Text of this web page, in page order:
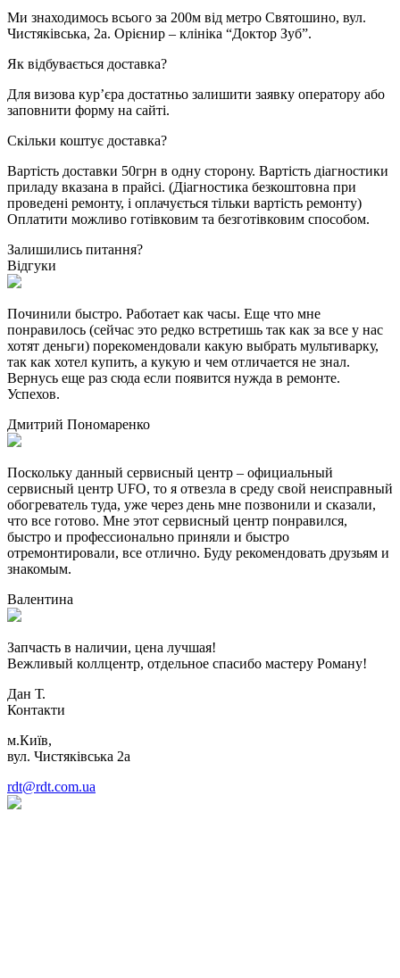
Ми знаходимось всього за 200м від метро Святошино, вул.
Чистяківська, 2а. Орієнир – клініка “Доктор Зуб”.
Як відбувається доставка?
Для визова кур’єра достатньо залишити заявку оператору або
заповнити форму на сайті.
Cкільки коштує доставка?
Вартість доставки 50грн в одну сторону. Вартість діагностики
приладу вказана в прайсі. (Діагностика безкоштовна при
проведені ремонту, і оплачується тільки вартість ремонту)
Оплатити можливо готівковим та безготівковим способом.
Залишились питання?
Відгуки
Починили быстро. Работает как часы. Еще что мне
понравилось (сейчас это редко встретишь так как за все у нас
хотят деньги) порекомендовали какую выбрать мультиварку,
так как хотел купить, а кукую и чем отличается не знал.
Вернусь еще раз сюда если появится нужда в ремонте.
Успехов.
Дмитрий Пономаренко
Поскольку данный сервисный центр – официальный
сервисный центр UFO, то я отвезла в среду свой неисправный
обогреватель туда, уже через день мне позвонили и сказали,
что все готово. Мне этот сервисный центр понравился,
быстро и профессионально приняли и быстро
отремонтировали, все отлично. Буду рекомендовать друзьям и
знакомым.
Валентина
Запчасть в наличии, цена лучшая!
Вежливый коллцентр, отдельное спасибо мастеру Роману!
Дан Т.
Контакти
м.Київ,
вул. Чистяківська 2а
rdt@rdt.com.ua